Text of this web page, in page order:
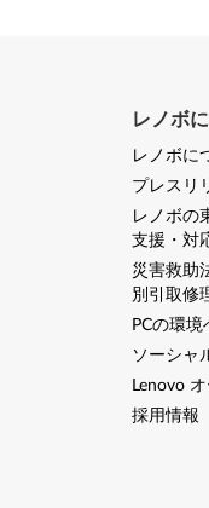
レノボ
レノボに
プレスリ
レノボの
支援・対
災害救助
別引取修
PCの環
ソーシャ
Lenovo
採用情報